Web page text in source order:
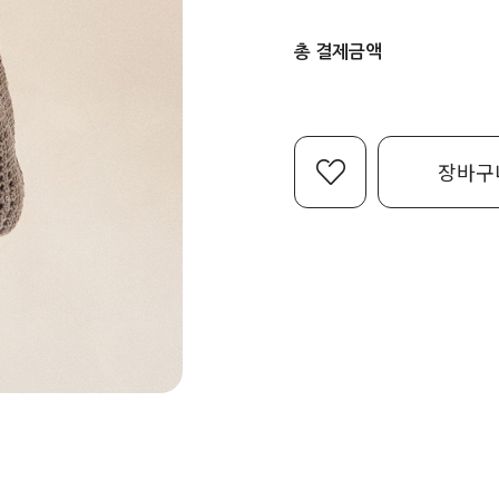
총 결제금액
장바구